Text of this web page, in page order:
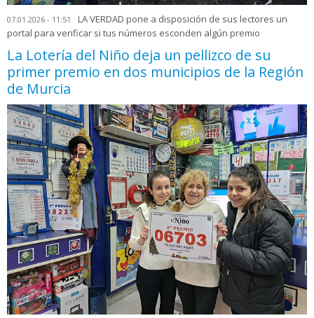
07.01.2026 - 11:51
LA VERDAD pone a disposición de sus lectores un
portal para verificar si tus números esconden algún premio
La Lotería del Niño deja un pellizco de su
primer premio en dos municipios de la Región
de Murcia